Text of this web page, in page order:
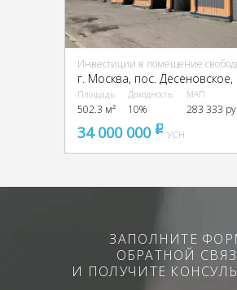
Площадь
502.3 м²
Доходность
10%
МАП
283 333
34 000 000 pуб
УСН
ЗАПОЛНИТЕ
ОБРАТНОЙ
И ПОЛУЧИТЕ